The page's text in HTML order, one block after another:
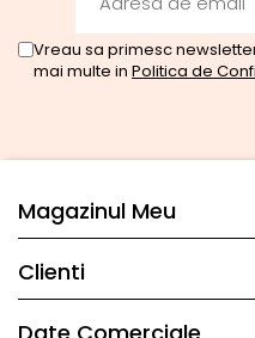
Vreau sa primesc
mai multe in Politica de
Magazinul Meu
Clienti